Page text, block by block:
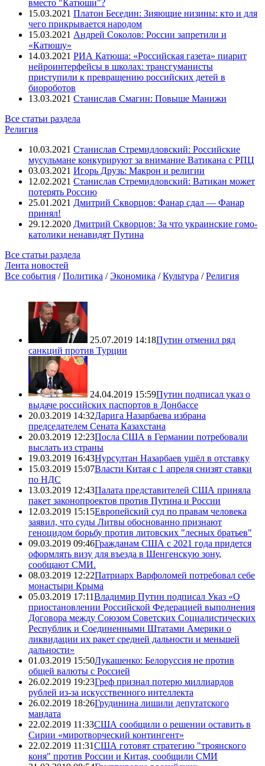
вместо "Катюши"?
15.03.2021 Платон Беседин: Зияющие низины: кто и для
чего прикрывается народом
15.03.2021 Андрей Соколов: России запретили и
«Катюшу»
14.03.2021 РИА Катюша: «Российская газета» пиарит
нейроинтерфейсы в школах: трансгуманисты
приступили к превращению российских детей в
биороботов
13.03.2021 Станислав Смагин: Повыше Манижи
Все статьи раздела
Религия
10.03.2021 Станислав Стремидловский: Российские
мусульмане конкурируют за внимание Ватикана с РПЦ
03.03.2021 Игорь Друзь: Макрон и религии
12.02.2021 Станислав Стремидловский: Ватикан может
потерять Россию
25.01.2021 Дмитрий Скворцов: Фанар сдал — Фанар
принял!
29.12.2020 Дмитрий Скворцов: За что украинские гомо-
католики ненавидят Путина
Все статьи раздела
Лента новостей
Все события /Политика /Экономика /Культура /Религия
25.07.2019 14:18Путин отменил ряд
санкций против Турции
24.04.2019 15:59Путин подписал указ о
выдаче российских паспортов в Донбассе
20.03.2019 14:32Дарига Назарбаева избрана
председателем Сената Казахстана
20.03.2019 12:23Посла США в Германии потребовали
выслать из страны
19.03.2019 16:43Нурсултан Назарбаев ушёл в отставку
15.03.2019 15:07Власти Китая с 1 апреля снизят ставки
по НДС
13.03.2019 12:43Палата представителей США приняла
пакет законопроектов против Путина и России
12.03.2019 15:15Европейский суд по правам человека
заявил, что суды Литвы обоснованно признают
геноцидом борьбу против литовских "лесных братьев"
09.03.2019 09:46Гражданам США с 2021 года придется
оформлять визу для въезда в Шенгенскую зону,
сообщают СМИ.
08.03.2019 12:22Патриарх Варфоломей потребовал себе
монастыри Крыма
05.03.2019 17:11Владимир Путин подписал Указ «О
приостановлении Российской Федерацией выполнения
Договора между Союзом Советских Социалистических
Республик и Соединенными Штатами Америки о
ликвидации их ракет средней дальности и меньшей
дальности»
01.03.2019 15:50Лукашенко: Белоруссия не против
общей валюты с Россией
26.02.2019 19:23Греф признал потерю миллиардов
рублей из-за искусственного интеллекта
26.02.2019 18:26Грудинина лишили депутатского
мандата
22.02.2019 11:33США сообщили о решении оставить в
Сирии «миротворческий контингент»
22.02.2019 11:31США готовят стратегию "троянского
коня" против России и Китая, сообщили СМИ